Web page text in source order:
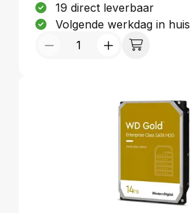
19 direct leverbaar
Volgende werkdag in huis